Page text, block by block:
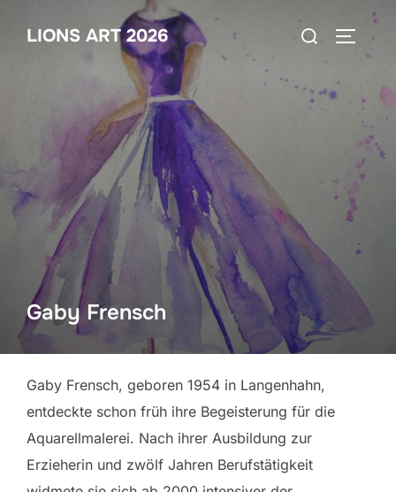
InhaltLIONS ART 2026
Suchen
Gaby Frensch
Gaby Frensch, geboren 1954 in Langenhahn,
entdeckte schon früh ihre Begeisterung für die
Aquarellmalerei. Nach ihrer Ausbildung zur
Erzieherin und zwölf Jahren Berufstätigkeit